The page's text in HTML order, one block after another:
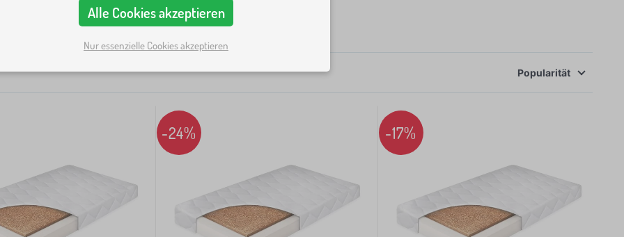
-24% -17%
Alle Cookies akzeptieren
Nur essenzielle Cookies akzeptieren